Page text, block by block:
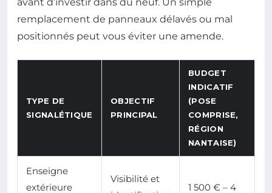
remplacement de panneaux délavés ou mal
positionnés peut vous éviter une amende.
TYPE DE
SIGNALÉTIQUE
OBJECTIF
PRINCIPAL
BUDGET
INDICATIF
(POSE
COMPRISE,
RÉGION
NANTAISE)
Enseigne
extérieure
Visibilité et
1 500 € – 4